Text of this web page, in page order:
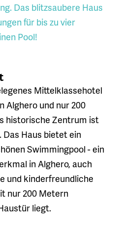
Das blitzsaubere Haus
für bis zu vier
Pool!
Mittelklassehotel
Alghero und nur 200
historische Zentrum ist
Haus bietet ein
Swimmingpool - ein
in Alghero, auch
und kinderfreundliche
nur 200 Metern
liegt.